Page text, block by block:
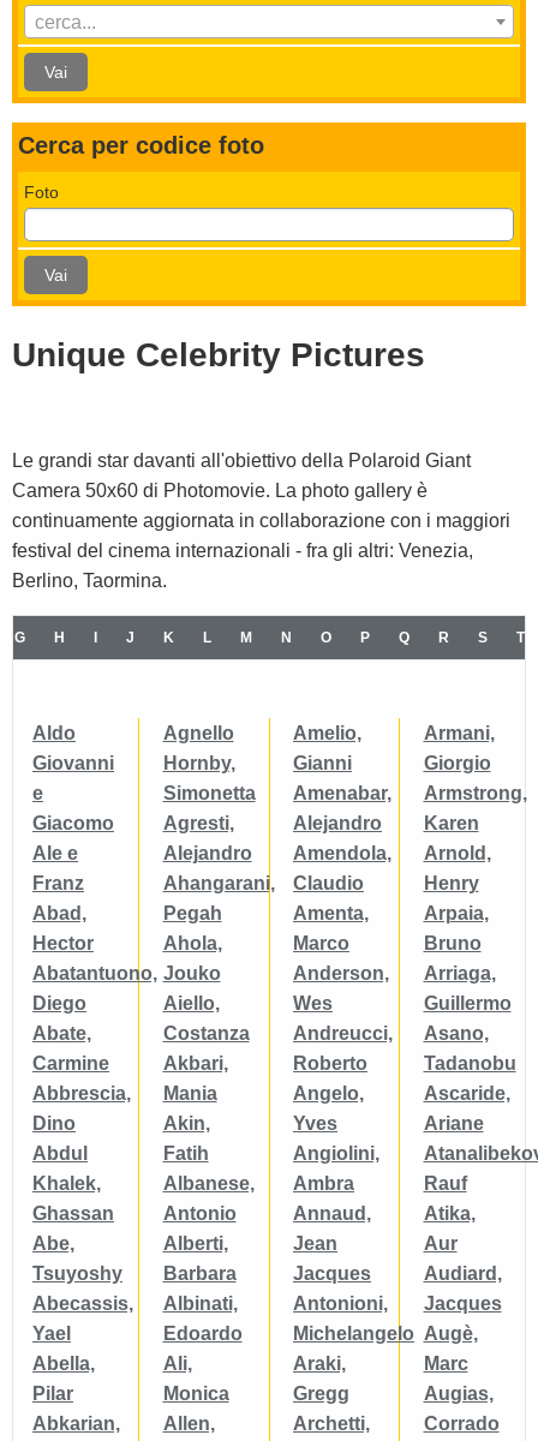
cerca...
Vai
Cerca per codice foto
Foto
Vai
Unique Celebrity Pictures
Le grandi star davanti all'obiettivo della Polaroid Giant
Camera 50x60 di Photomovie. La photo gallery è
continuamente aggiornata in collaborazione con i maggiori
festival del cinema internazionali - fra gli altri: Venezia,
Berlino, Taormina.
G H I J K L M N O P Q R S T
Aldo
Giovanni
e
Giacomo
Ale e
Franz
Abad,
Hector
Abatantuono,
Diego
Abate,
Carmine
Abbrescia,
Dino
Abdul
Khalek,
Ghassan
Abe,
Tsuyoshy
Abecassis,
Yael
Abella,
Pilar
Abkarian,
Agnello
Hornby,
Simonetta
Agresti,
Alejandro
Ahangarani,
Pegah
Ahola,
Jouko
Aiello,
Costanza
Akbari,
Mania
Akin,
Fatih
Albanese,
Antonio
Alberti,
Barbara
Albinati,
Edoardo
Ali,
Monica
Allen,
Amelio,
Gianni
Amenabar,
Alejandro
Amendola,
Claudio
Amenta,
Marco
Anderson,
Wes
Andreucci,
Roberto
Angelo,
Yves
Angiolini,
Ambra
Annaud,
Jean
Jacques
Antonioni,
Michelangelo
Araki,
Gregg
Archetti,
Armani,
Giorgio
Armstrong,
Karen
Arnold,
Henry
Arpaia,
Bruno
Arriaga,
Guillermo
Asano,
Tadanobu
Ascaride,
Ariane
Rauf
Atika,
Aur
Audiard,
Jacques
Augè,
Marc
Augias,
Corrado